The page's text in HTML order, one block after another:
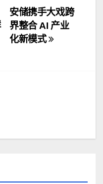
安储携手大戏跨
界整合 AI 产业
化新模式